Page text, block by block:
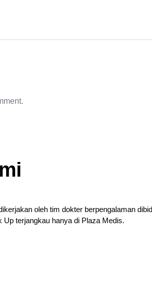
oleh tim dokter berpengalaman
terjangkau hanya di Plaza Medis.